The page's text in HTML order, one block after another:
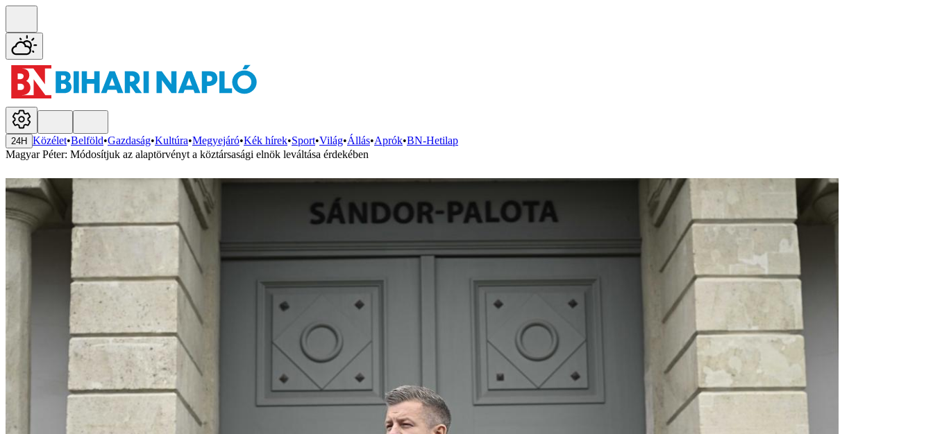
24H Közélet•Belföld•Gazdaság•Kultúra•Megyejáró•Kék hírek•Sport•Világ•Állás•Aprók•BN-Hetilap
Magyar Péter: Módosítjuk az alaptörvényt a köztársasági elnök leváltása érdekében